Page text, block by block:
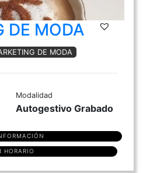
DE MODA
DE MODA
Modalidad
Autogestivo Grabado
HORARIO